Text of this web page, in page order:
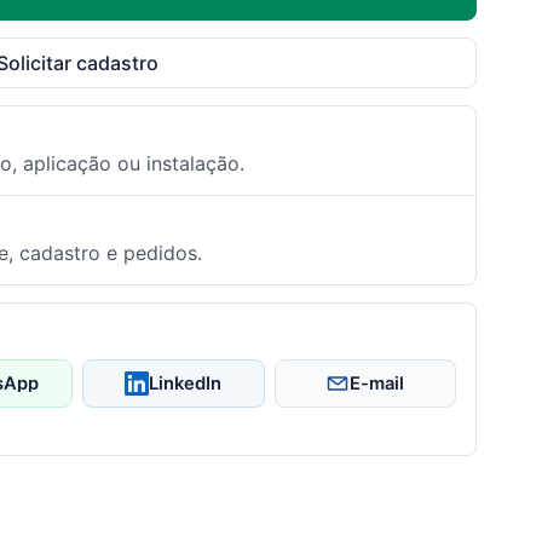
cadastro
aplicação ou instalação.
cadastro e pedidos.
LinkedIn E-mail